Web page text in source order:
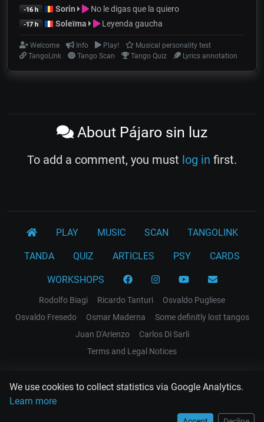
We use cookies to collect statistics via Google Analytics.
Learn more
-16 h Sorin No le digas que la quiero
-17 h Soleïma Leyenda gaucha
Welcome Info Play!
Musical personality test
TangoLink
Tango Scan Tango Quiz Lyrics annotation
About Pájaro sin luz
To add a comment, you must log in first.
PLAY MUSIC SCAN TANGOLINK
TANDA QUIZ ARTICLES PSY CARDS
WORKSHOPS
Rodolfo Biagi Ricardo Tanturi
Osvaldo Pugliese
Osvaldo Fresedo
Osmar Maderna
Some definitly lost tangos
Juan D'Arienzo
Carlos Di Sarli
Terms and Legal Notices
EL RECODO TANGO